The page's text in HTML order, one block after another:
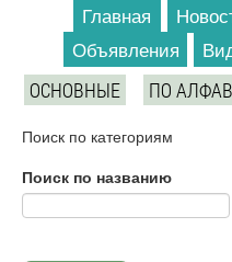
Главная
Объявления
ОСНОВНЫЕ ПО
Поиск по категориям
Поиск по названию